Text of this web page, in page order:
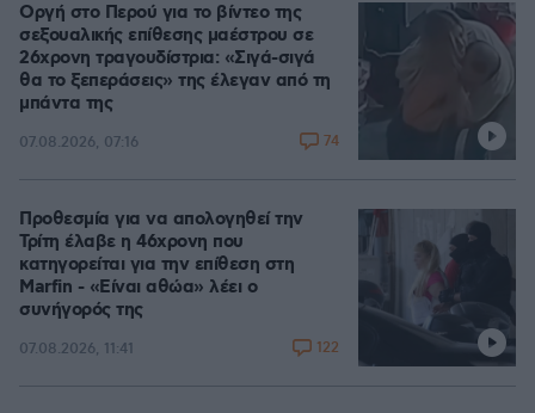
Οργή στο Περού για το βίντεο της
σεξουαλικής επίθεσης μαέστρου σε
26χρονη τραγουδίστρια: «Σιγά-σιγά
θα το ξεπεράσεις» της έλεγαν από τη
μπάντα της
07.08.2026, 07:16 74
Προθεσμία για να απολογηθεί την
Τρίτη έλαβε η 46χρονη που
κατηγορείται για την επίθεση στη
Marfin - «Είναι αθώα» λέει ο
συνήγορός της
07.08.2026, 11:41 122